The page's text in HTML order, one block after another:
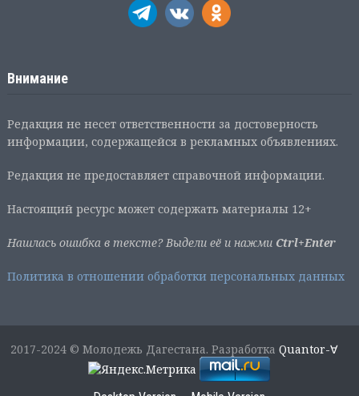
Внимание
Редакция не несет ответственности за достоверность
информации, содержащейся в рекламных объявлениях.
Редакция не предоставляет справочной информации.
Настоящий ресурс может содержать материалы 12+
Нашлась ошибка в тексте? Выдели её и нажми Ctrl+Enter
Политика в отношении обработки персональных данных
2017-2024 © Молодежь Дагестана. РазработкаQuantor-∀